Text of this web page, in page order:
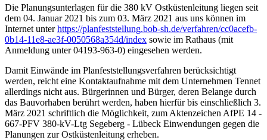
Die Planungsunterlagen für die 380 kV Ostküstenleitung liegen seit
dem 04. Januar 2021 bis zum 03. März 2021 aus uns können im
Internet unterhttps://planfeststellung.bob-sh.de/verfahren/cc0acefb-
0b14-11e8-ae3f-0050568a354d/index sowie im Rathaus (mit
Anmeldung unter 04193-963-0) eingesehen werden.
Damit Einwände im Planfeststellungsverfahren berücksichtigt
werden, reicht eine Kontaktaufnahme mit dem Unternehmen Tennet
allerdings nicht aus. Bürgerinnen und Bürger, deren Belange durch
das Bauvorhaben berührt werden, haben hierfür bis einschließlich 3.
März 2021 schriftlich die Möglichkeit, zum Aktenzeichen AfPE 14 -
667-PFV 380-kV-Ltg Segeberg - Lübeck Einwendungen gegen die
Planungen zur Ostküstenleitung erheben.